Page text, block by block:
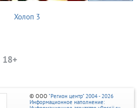
Холоп 3
© ООО "Регион центр" 2004 - 2026
Информационное наполнение: